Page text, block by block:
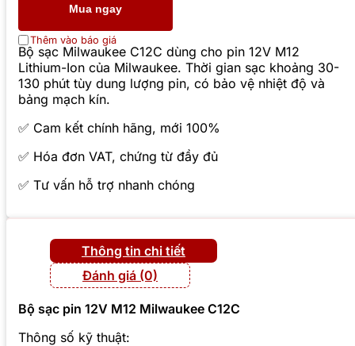
Mua ngay
Thêm vào báo giá
Bộ sạc Milwaukee C12C dùng cho pin 12V M12
Lithium-Ion của Milwaukee. Thời gian sạc khoảng 30-
130 phút tùy dung lượng pin, có bảo vệ nhiệt độ và
bảng mạch kín.
✅ Cam kết chính hãng, mới 100%
✅ Hóa đơn VAT, chứng từ đầy đủ
✅ Tư vấn hỗ trợ nhanh chóng
Thông tin chi tiết
Đánh giá (0)
Bộ sạc pin 12V M12 Milwaukee C12C
Thông số kỹ thuật: